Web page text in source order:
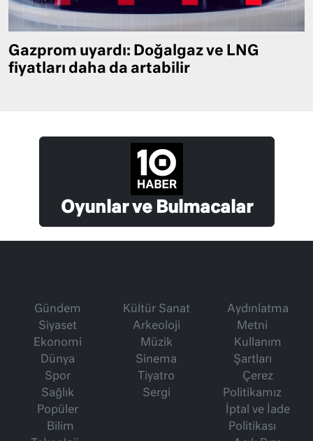
Gazprom uyardı: Doğalgaz ve LNG
fiyatları daha da artabilir
Oyunlar ve Bulmacalar
Gündem
Siyaset
Ekonomi
Dünya
Spor
Sağlık
Popüler
Bilim
Kültür Sanat
Arkeoloji
Müzik
Sinema
Tiyatro
Sergi
Aydınlatma
Metni
Kullanım
Şartları
Çerez
Politikamız
İptal ve İade
Politikası